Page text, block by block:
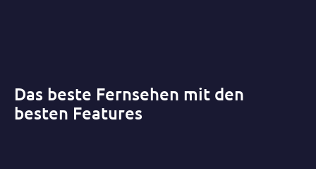
Das beste Fernsehen mit den
besten Features